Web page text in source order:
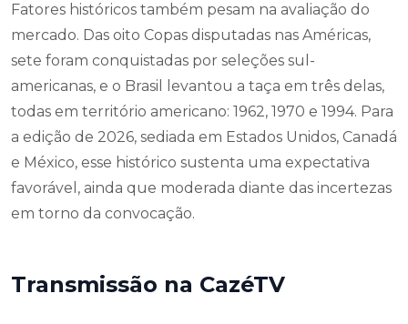
Fatores históricos também pesam na avaliação do
mercado. Das oito Copas disputadas nas Américas,
sete foram conquistadas por seleções sul-
americanas, e o Brasil levantou a taça em três delas,
todas em território americano: 1962, 1970 e 1994. Para
a edição de 2026, sediada em Estados Unidos, Canadá
e México, esse histórico sustenta uma expectativa
favorável, ainda que moderada diante das incertezas
em torno da convocação.
Transmissão na CazéTV